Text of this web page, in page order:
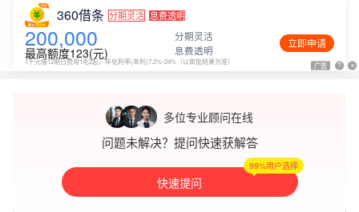
广告 ? x
360借条 分期灵活 息费透明
200,000
最高额度123(元)
分期灵活
息费透明
立即申请
1千元借12期日费用1毛2起，年化利率(单利)7.2%-24%（以审批结果为准） 广告 ? x
多位专业顾问在线
问题未解决？提问快速获解答
快速提问
99%用户选择